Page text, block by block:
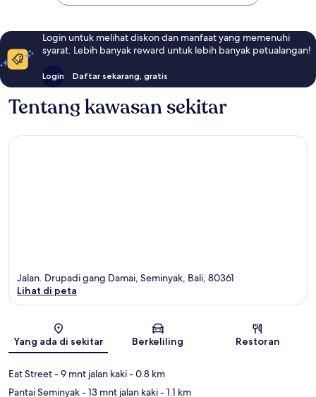
Login untuk melihat diskon dan manfaat yang memenuhi
syarat. Lebih banyak reward untuk lebih banyak petualangan!
Login Daftar sekarang, gratis
Tentang kawasan sekitar
Peta
Jalan. Drupadi gang Damai, Seminyak, Bali, 80361
Lihat di peta
Yang ada di sekitar Berkeliling Restoran
Eat Street- 9 mnt jalan kaki- 0.8 km
Pantai Seminyak- 13 mnt jalan kaki- 1.1 km